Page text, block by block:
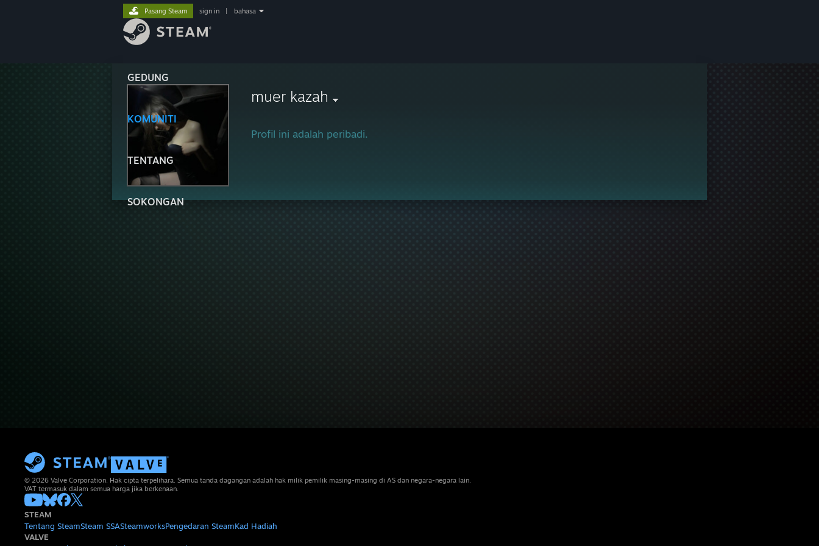
GEDUNG
KOMUNITI
TENTANG
SOKONGAN
Pasang Steam sign in bahasa
muer kazah
Profil ini adalah peribadi.
© 2026 Valve Corporation. Hak cipta terpelihara. Semua tanda dagangan adalah hak milik pemilik masing-masing di AS dan negara-negara lain.
VAT termasuk dalam semua harga jika berkenaan.
STEAM
Tentang SteamSteam SSASteamworksPengedaran SteamKad Hadiah
VALVE